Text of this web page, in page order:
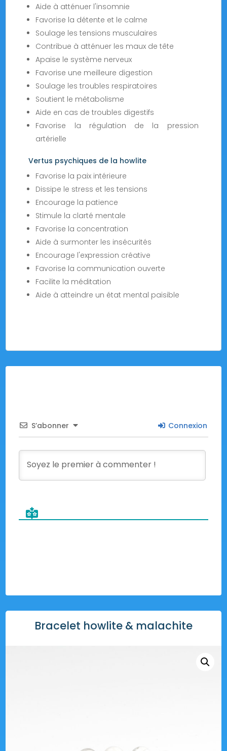
Aide à atténuer l'insomnie
Favorise la détente et le calme
Soulage les tensions musculaires
Contribue à atténuer les maux de tête
Apaise le système nerveux
Favorise une meilleure digestion
Soulage les troubles respiratoires
Soutient le métabolisme
Aide en cas de troubles digestifs
Favorise la régulation de la pression
artérielle
Vertus psychiques de la howlite
Favorise la paix intérieure
Dissipe le stress et les tensions
Encourage la patience
Stimule la clarté mentale
Favorise la concentration
Aide à surmonter les insécurités
Encourage l'expression créative
Favorise la communication ouverte
Facilite la méditation
Aide à atteindre un état mental paisible
S’abonner Connexion
Bracelet howlite & malachite